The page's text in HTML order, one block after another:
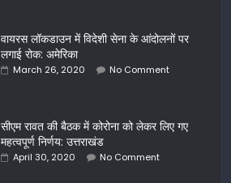
वायरस लॉकडाउन में विदेशी सेना के आंदोलनों पर
लगाई रोक: अमेरिका
March 26, 2020 No Comment
सीएम रावत की बैठक में कोरोना को लेकर लिए गए
महत्वपूर्ण निर्णय: उत्तराखंड
April 30, 2020 No Comment